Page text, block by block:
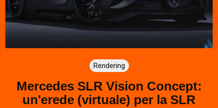
Rendering
Mercedes SLR Vision Concept:
un'erede (virtuale) per la SLR